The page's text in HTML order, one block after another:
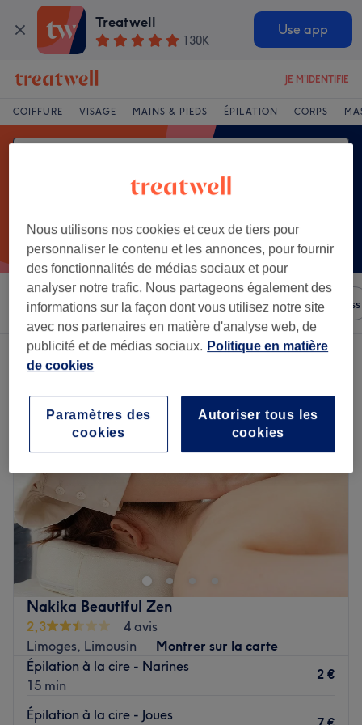
Treatwell
130K
Use app
JE M'IDENTIFIE
COIFFURE VISAGE MAINS & PIEDS ÉPILATION CORPS
Trier par N'importe quel prix Salons Offres Express
Un établissement offrant:epilation femme à Limoges, Limousin
Nakika Beautiful Zen
2,3
4 avis
Limoges, Limousin
Montrer sur la carte
Épilation à la cire - Narines
15 min
2 €
Épilation à la cire - Joues
Nous utilisons nos cookies et ceux de tiers pour
personnaliser le contenu et les annonces, pour fournir
des fonctionnalités de médias sociaux et pour
analyser notre trafic. Nous partageons également des
informations sur la façon dont vous utilisez notre site
avec nos partenaires en matière d'analyse web, de
publicité et de médias sociaux. Politique en matière
de cookies
Autoriser tous les
cookies
Paramètres des
cookies